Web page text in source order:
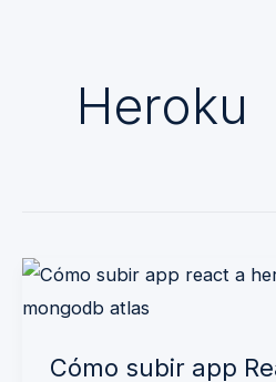
Heroku
Cómo subir app
Cómo
subir
React